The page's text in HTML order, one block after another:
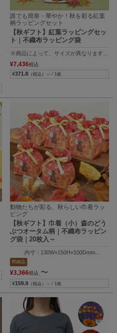
誰でも簡単・華やか！秋を彩る紅葉
柄ラッピングセット
【秋ギフト】紅葉ラッピングセッ
ト｜不織布ラッピング袋
※商品によって、サイズが異なります。
１）シンプルトート（ミニ）紅葉柄FP
内寸：146W×158H×74Dmm、外寸：
２）タイリボン（S3）紅葉柄
内寸：170W×132H、外寸：170W×147H
¥7,436税込
¥371.8 （税込）～ ⁄ 1枚
動物たちが彩る、秋らしい巾着ラッ
ピング
【秋ギフト】巾着（小）森のどう
ぶつオータム柄｜不織布ラッピン
グ袋｜20枚入～
内寸：130W×150H×100Dmm
外寸：130W×215H×100Dmm
即納品
¥3,366税込 〜
¥159.9 （税込）～ ⁄ 1枚